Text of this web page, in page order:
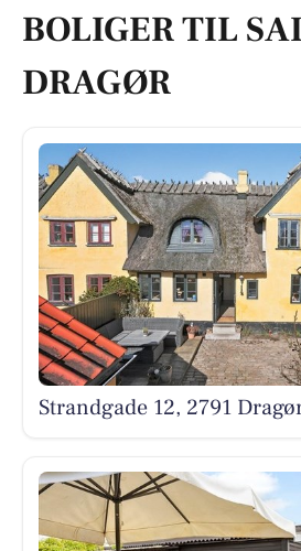
BOLIGER TIL
DRAGØR
Strandgade 12, 2791